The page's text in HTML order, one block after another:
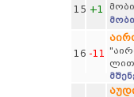
15 +1
16 -11